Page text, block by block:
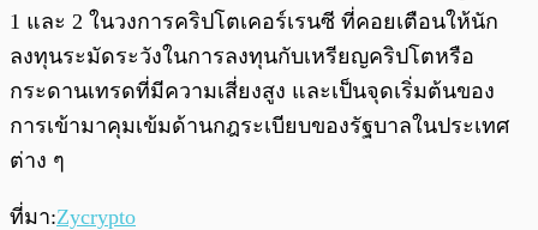
1 และ 2 ในวงการคริปโตเคอร์เรนซี ที่คอยเตือนให้นัก
ลงทุนระมัดระวังในการลงทุนกับเหรียญคริปโตหรือ
กระดานเทรดที่มีความเสี่ยงสูง และเป็นจุดเริ่มต้นของ
การเข้ามาคุมเข้มด้านกฎระเบียบของรัฐบาลในประเทศ
ต่าง ๆ
ที่มา:Zycrypto